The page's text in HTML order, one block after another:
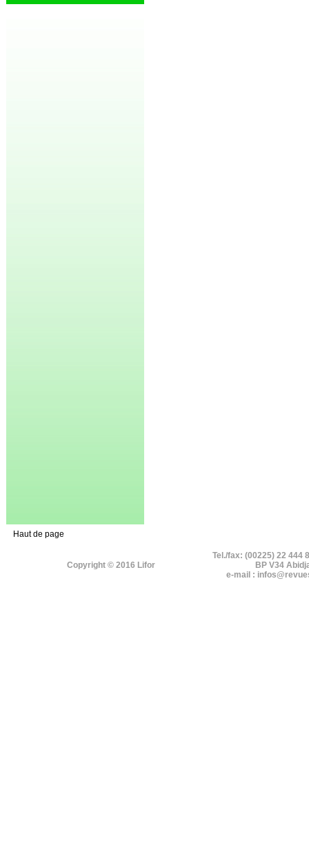
Haut de page
Copyright © 2016 Lifor
Tel./fax: (00225) 22 444
BP V34
e-mail :